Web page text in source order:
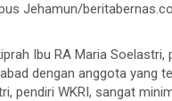
Jehamun/
Ibu RA Maria Soelastri,
dengan anggota yang
pendiri WKRI, sangat